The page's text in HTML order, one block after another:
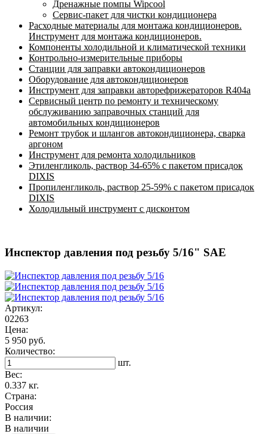
Дренажные помпы Wipcool
Сервис-пакет для чистки кондиционера
Расходные материалы для монтажа кондиционеров.
Инструмент для монтажа кондиционеров.
Компоненты холодильной и климатической техники
Контрольно-измерительные приборы
Станции для заправки автокондиционеров
Оборудование для автокондиционеров
Инструмент для заправки авторефрижераторов R404a
Сервисный центр по ремонту и техническому
обслуживанию заправочных станций для
автомобильных кондиционеров
Ремонт трубок и шлангов автокондиционера, сварка
аргоном
Инструмент для ремонта холодильников
Этиленгликоль, раствор 34-65% с пакетом присадок
DIXIS
Пропиленгликоль, раствор 25-59% с пакетом присадок
DIXIS
Холодильный инструмент с дисконтом
Инспектор давления под резьбу 5/16" SAE
Артикул:
02263
Цена:
5 950 руб.
Количество:
шт.
Вес:
0.337 кг.
Страна:
Россия
В наличии:
В наличии